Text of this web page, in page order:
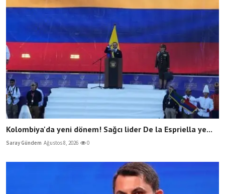
Kolombiya'da yeni dönem! Sağcı lider De la Espriella ye...
Saray Gündem Ağustos 8, 2026 0